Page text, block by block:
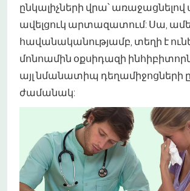
ընկալիչների վրա՝
ավելցուկ արտազատում: Սա,
հավանականությամբ, տեղի է
մոնոամին օքսիդազի
այլ նմանատիպ դեղամիջոցների
ժամանակ: